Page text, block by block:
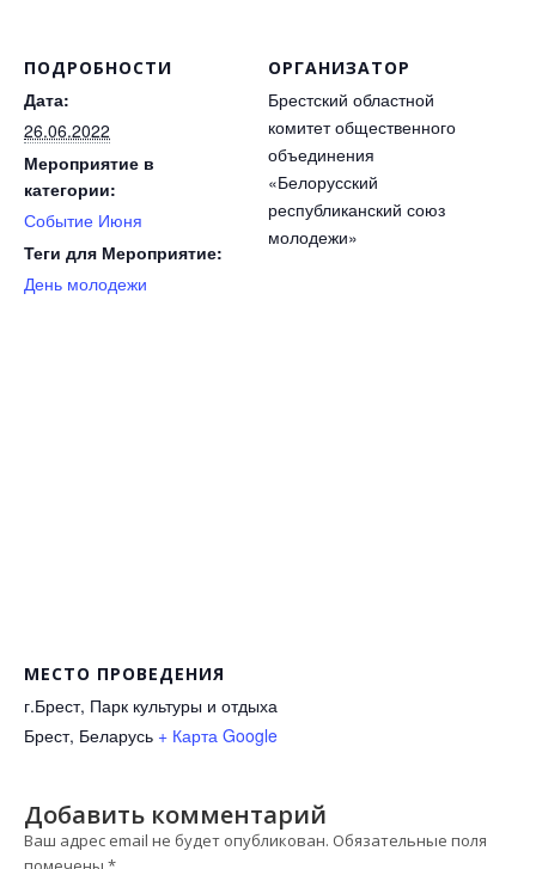
ПОДРОБНОСТИ
Дата:
26.06.2022
Мероприятие в
категории:
Событие Июня
Теги для Мероприятие:
День молодежи
ОРГАНИЗАТОР
Брестский областной
комитет общественного
объединения
«Белорусский
республиканский союз
молодежи»
МЕСТО ПРОВЕДЕНИЯ
г.Брест, Парк культуры и отдыха
Брест, Беларусь + Карта Google
Добавить комментарий
Ваш адрес email не будет опубликован. Обязательные поля